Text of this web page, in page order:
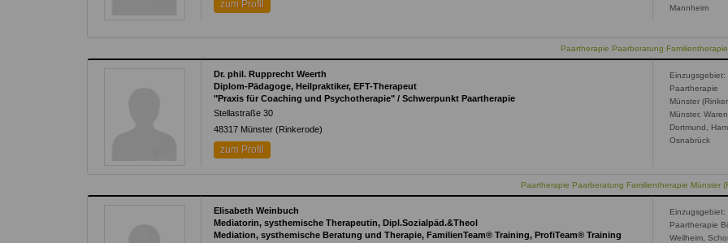
zum Profil
Mannheim
Paartherapie Paarberatung
Dr. phil. Rupprecht Weerth
Diplom-Pädagoge, Heilpraktiker, EFT-Therapeut
"Praxis für Coaching und Psychotherapie" / Schwerpunkt Paartherapie
Stellastraße 30
48317 Münster (Rinkerode)
zum Profil
Einzugsgebiet:
Paartherapie
Münster
Münster,
Dortmund,
Osnabrück
Paartherapie Paarberatung Familientherapie Münster
Elisabeth Weinbuch
Mediatorin, systhemische Therapeutin, Dipl.Sozialpäd.&Theol
Mediation, systhemische Beratung und Therapie, FamilienTeam® Training, ProfiTeam® Training
Einzugsgebiet:
Paartherapie
Weilheim,